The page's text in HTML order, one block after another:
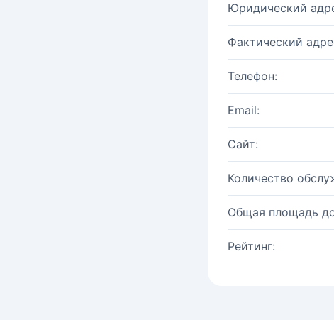
Юридический
Фактический
Телефон:
Email:
Сайт:
Количество
Общая площадь
Рейтинг: